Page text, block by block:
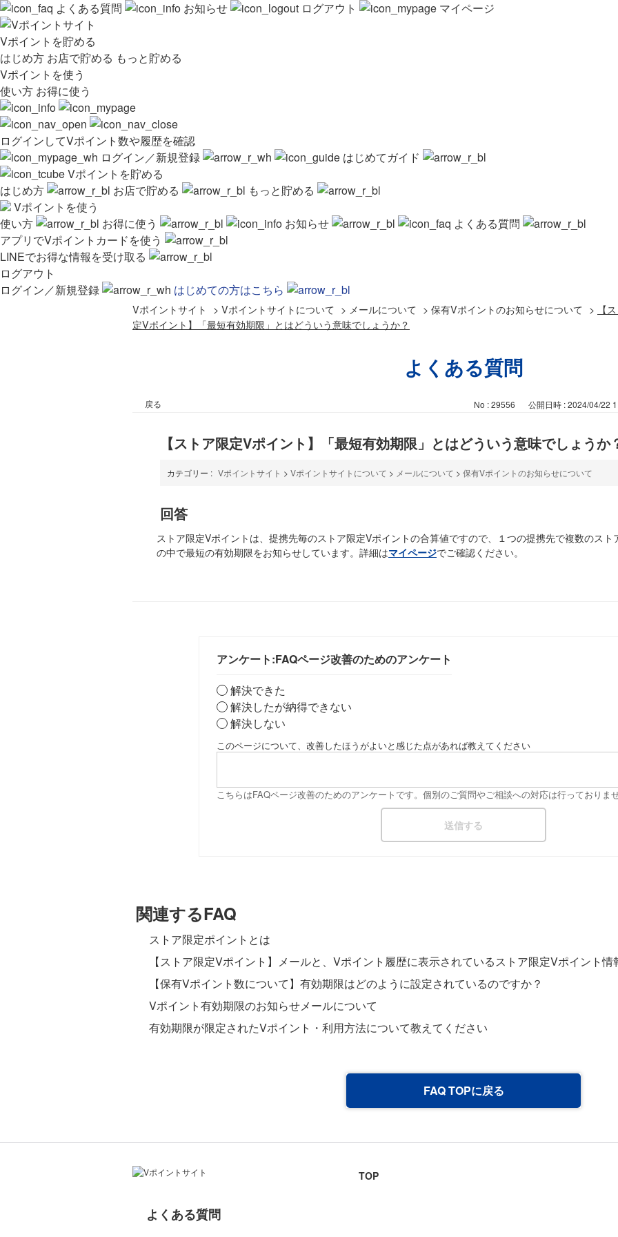
よくある質問 お知らせ ログアウト マイページ
Vポイントを貯める
はじめ方 お店で貯める もっと貯める
Vポイントを使う
使い方 お得に使う
ログインしてVポイント数や履歴を確認
ログイン／新規登録
はじめてガイド
Vポイントを貯める
はじめ方
お店で貯める
もっと貯める
Vポイントを使う
使い方
お得に使う お知らせ
よくある質問
アプリでVポイントカードを使う
LINEでお得な情報を受け取る
ログアウト
ログイン／新規登録
はじめての方はこちら
Vポイントサイト > Vポイントサイトについて > メールについて > 保有Vポイントのお知らせについて >
【
定Vポイント】「最短有効期限」とはどういう意味でしょうか？
よくある質問
戻る No : 29556 公開日時 : 2024/04/22
【ストア限定Vポイント】「最短有効期限」とはどういう意味でしょうか
カテゴリー : Vポイントサイト > Vポイントサイトについて > メールについて > 保有Vポイントのお知らせについて
回答
ストア限定Vポイントは、提携先毎のストア限定Vポイントの合算値ですので、１つの提携先で複数のス
の中で最短の有効期限をお知らせしています。詳細はマイページでご確認ください。
アンケート:FAQページ改善のためのアンケート
解決できた
解決したが納得できない
解決しない
このページについて、改善したほうがよいと感じた点があれば教えてください
こちらはFAQページ改善のためのアンケートです。個別のご質問やご相談への対応は行っておりま
関連するFAQ
ストア限定ポイントとは
【ストア限定Vポイント】メールと、Vポイント履歴に表示されているストア限定Vポイント
【保有Vポイント数について】有効期限はどのように設定されているのですか？
Vポイント有効期限のお知らせメールについて
有効期限が限定されたVポイント・利用方法について教えてください
FAQ TOPに戻る
TOP
よくある質問